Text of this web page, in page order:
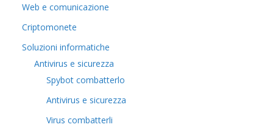
Web e comunicazione
Criptomonete
Soluzioni informatiche
Antivirus e sicurezza
Spybot combatterlo
Antivirus e sicurezza
Virus combatterli